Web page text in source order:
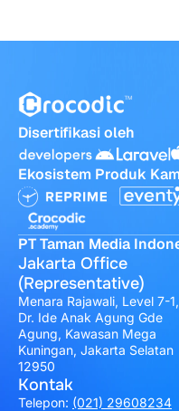
Disertifikasi oleh
Ekosistem Produk
PT Taman Media
Jakarta Office
(Representative)
Menara Rajawali, Level 7-
Dr. Ide Anak Agung Gde
Agung, Kawasan Mega
Kuningan, Jakarta Selatan
12950
Kontak
Telepon: (021) 29608234